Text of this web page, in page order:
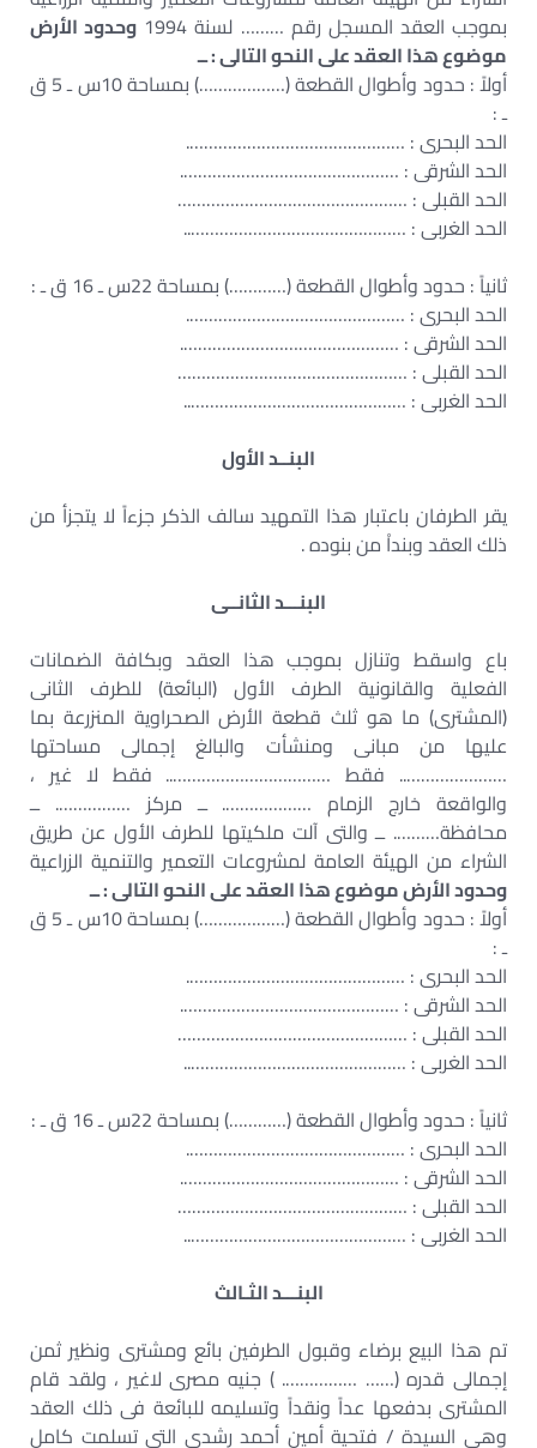
بموجب العقد المسجل رقم ……… لسنة 1994
وحدود الأرض
موضوع هذا العقد على النحو التالى : ــ
أولاً : حدود وأطوال القطعة (………………) بمساحة 10س ـ 5 ق
ـ :
الحد البحرى : ……………………………………….
الحد الشرقى : ……………………………………….
الحد القبلى : …………………………………………
الحد الغربى : ………………………………………..
ثانياً : حدود وأطوال القطعة (…………) بمساحة 22س ـ 16 ق ـ :
الحد البحرى : ……………………………………….
الحد الشرقى : ……………………………………….
الحد القبلى : …………………………………………
الحد الغربى : ………………………………………..
البنــد الأول
يقر الطرفان باعتبار هذا التمهيد سالف الذكر جزءاً لا يتجزأ من
ذلك العقد وبنداْ من بنوده .
البنـــد الثانــى
باع واسقط وتنازل بموجب هذا العقد وبكافة الضمانات
الفعلية والقانونية الطرف الأول (البائعة) للطرف الثانى
(المشترى) ما هو ثلث قطعة الأرض الصحراوية المنزرعة بما
عليها من مبانى ومنشأت والبالغ إجمالى مساحتها
………………….. فقط …………………………….. فقط لا غير ،
والواقعة خارج الزمام ………………. ــ مركز ……………. ــ
محافظة………. ــ والتى آلت ملكيتها للطرف الأول عن طريق
الشراء من الهيئة العامة لمشروعات التعمير والتنمية الزراعية
وحدود الأرض موضوع هذا العقد على النحو التالى : ــ
أولاً : حدود وأطوال القطعة (………………) بمساحة 10س ـ 5 ق
ـ :
الحد البحرى : ……………………………………….
الحد الشرقى : ……………………………………….
الحد القبلى : …………………………………………
الحد الغربى : ………………………………………..
ثانياً : حدود وأطوال القطعة (…………) بمساحة 22س ـ 16 ق ـ :
الحد البحرى : ……………………………………….
الحد الشرقى : ……………………………………….
الحد القبلى : …………………………………………
الحد الغربى : ………………………………………..
البنـــد الثـالث
تم هذا البيع برضاء وقبول الطرفين بائع ومشترى ونظير ثمن
إجمالى قدره (…… ……………. ) جنيه مصرى لاغير ، ولقد قام
المشترى بدفعها عداً ونقداً وتسليمه للبائعة فى ذلك العقد
وهى السيدة / فتحية أمين أحمد رشدى التى تسلمت كامل